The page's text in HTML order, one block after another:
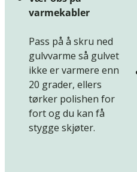
varmekabler
Pass på å skru ned
gulvvarme så gulvet
ikke er varmere enn
20 grader, ellers
tørker polishen for
fort og du kan få
stygge skjøter.